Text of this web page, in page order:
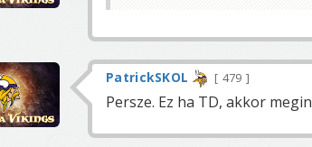
PatrickSKOL 479
Persze. Ez ha TD, akkor